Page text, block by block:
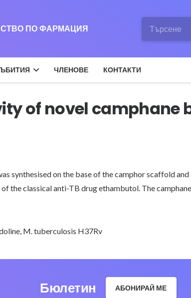
ПО ФАРМАЦИЯ
ЧЛЕНОВЕ КОНТАКТИ
of novel camphane
synthesised on the base of the camphor scaffold
the classical anti-TB drug ethambutol. The
, M. tuberculosis H37Rv
Бюлетин АБОНИРАЙ МЕ